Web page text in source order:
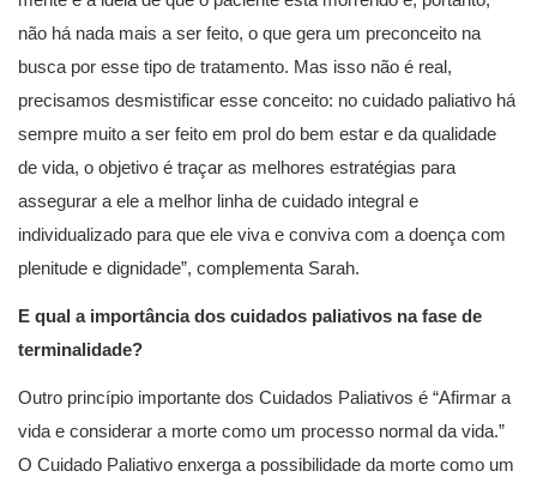
não há nada mais a ser feito, o que gera um preconceito na
busca por esse tipo de tratamento. Mas isso não é real,
precisamos desmistificar esse conceito: no cuidado paliativo há
sempre muito a ser feito em prol do bem estar e da qualidade
de vida, o objetivo é traçar as melhores estratégias para
assegurar a ele a melhor linha de cuidado integral e
individualizado para que ele viva e conviva com a doença com
plenitude e dignidade”, complementa Sarah.
E qual a importância dos cuidados paliativos na fase de
terminalidade?
Outro princípio importante dos Cuidados Paliativos é “Afirmar a
vida e considerar a morte como um processo normal da vida.”
O Cuidado Paliativo enxerga a possibilidade da morte como um